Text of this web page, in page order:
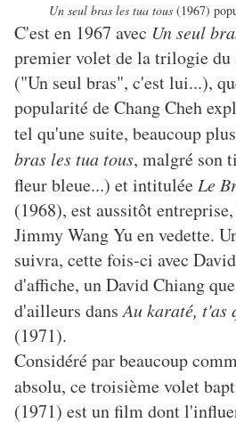
Un seul bras les tua tous (1967)
C'est en 1967 avec Un seul
premier volet de la trilogie du
("Un seul bras", c'est lui...),
popularité de Chang Cheh
tel qu'une suite, beaucoup
bras les tua tous, malgré son
fleur bleue...) et intitulée Le
(1968), est aussitôt
Jimmy Wang Yu en vedette.
suivra, cette fois-ci avec
d'affiche, un David Chiang
d'ailleurs dansAu karaté, t'as
(1971).
Considéré par beaucoup
absolu, ce troisième volet
(1971) est un film dont